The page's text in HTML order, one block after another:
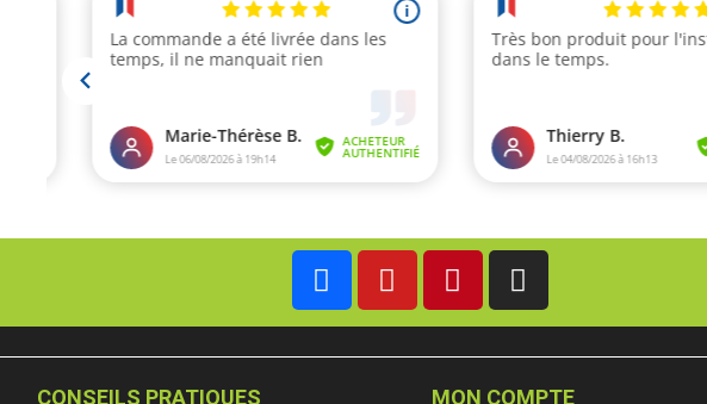
CONSEILS PRATIQUES MON COMPTE